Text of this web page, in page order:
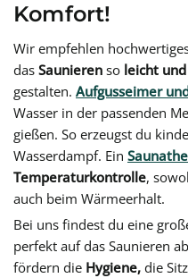
Komfort!
Wir empfehlen
das Saunieren so leicht
gestalten. Aufgusseimer
Wasser in der passenden
gießen. So erzeugst du
Wasserdampf. Ein
Temperaturkontrolle,
auch beim Wärmeerhalt.
Bei uns findest du eine
perfekt auf das Saunieren
fördern die Hygiene, die